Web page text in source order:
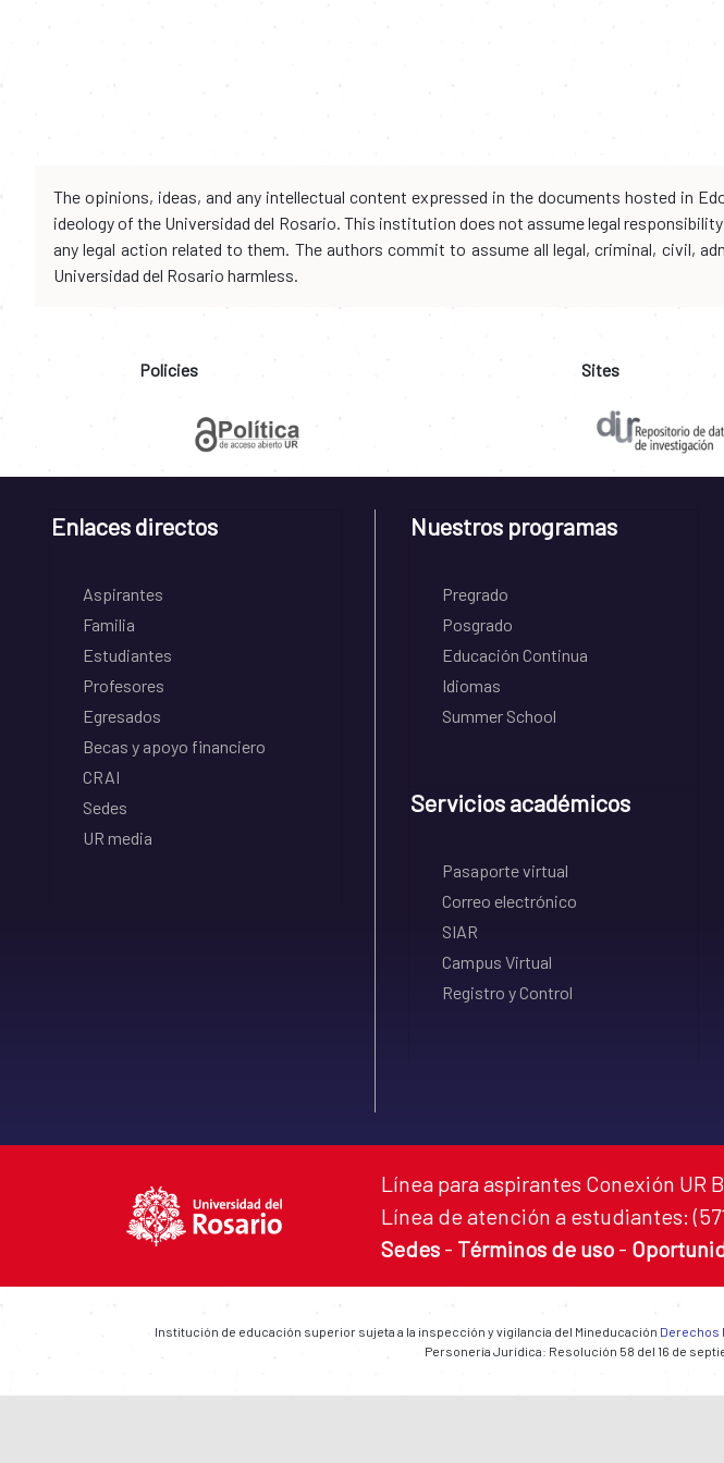
The opinions, ideas, and any intellectual content expressed in the documents hosted in
ideology of the Universidad del Rosario. This institution does not assume legal
any legal action related to them. The authors commit to assume all legal, criminal, civil,
Universidad del Rosario harmless.
Policies Sites
Enlaces directos
Aspirantes
Familia
Estudiantes
Profesores
Egresados
Becas y apoyo financiero
CRAI
Sedes
UR media
Nuestros programas
Pregrado
Posgrado
Educación Continua
Idiomas
Summer School
Servicios académicos
Pasaporte virtual
Correo electrónico
SIAR
Campus Virtual
Registro y Control
Línea para aspirantes Conexión UR
Línea de atención a estudiantes:
Sedes - Términos de uso -
Institución de educación superior sujeta a la inspección y vigilancia del Mineducación Derechos
Personería Jurídica: Resolución 58 del 16 de